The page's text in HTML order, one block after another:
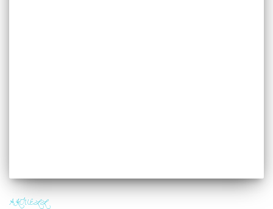
AKTUELL